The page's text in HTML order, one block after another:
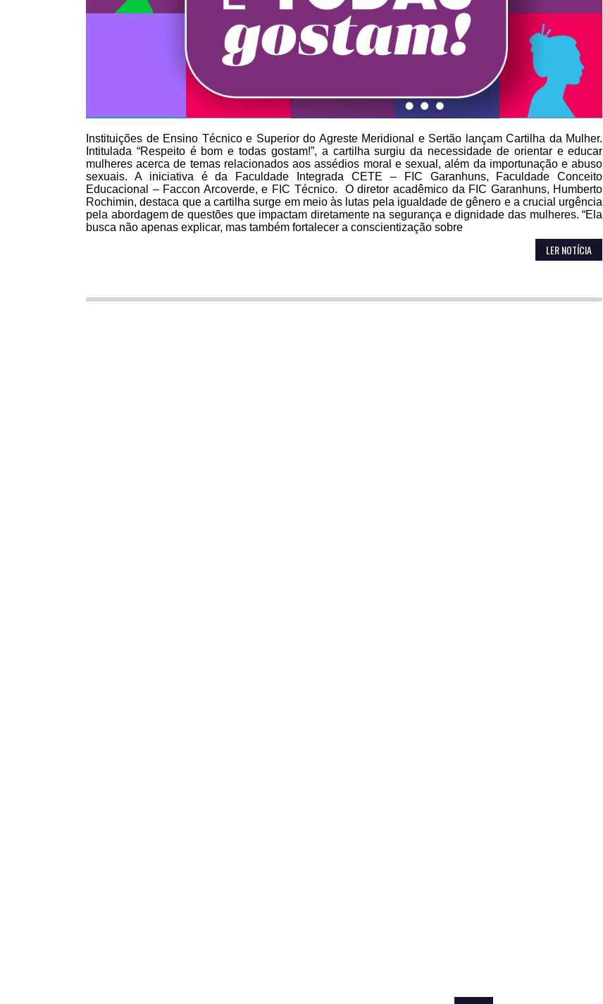
Instituições de Ensino Técnico e Superior do Agreste Meridional e Sertão lançam Cartilha da Mulher.
Intitulada “Respeito é bom e todas gostam!”, a cartilha surgiu da necessidade de orientar e educar
mulheres acerca de temas relacionados aos assédios moral e sexual, além da importunação e abuso
sexuais. A iniciativa é da Faculdade Integrada CETE – FIC Garanhuns, Faculdade Conceito
Educacional – Faccon Arcoverde, e FIC Técnico. O diretor acadêmico da FIC Garanhuns, Humberto
Rochimin, destaca que a cartilha surge em meio às lutas pela igualdade de gênero e a crucial urgência
pela abordagem de questões que impactam diretamente na segurança e dignidade das mulheres. “Ela
busca não apenas explicar, mas também fortalecer a conscientização sobre
LER NOTÍCIA